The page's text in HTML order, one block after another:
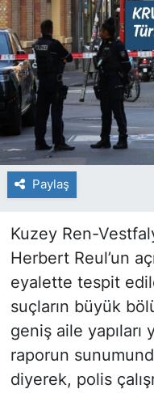
Paylaş
Kuzey Ren-
Herbert Reul’un
eyalette tespit
suçların büyük
geniş aile yapıları
raporun
diyerek, polis